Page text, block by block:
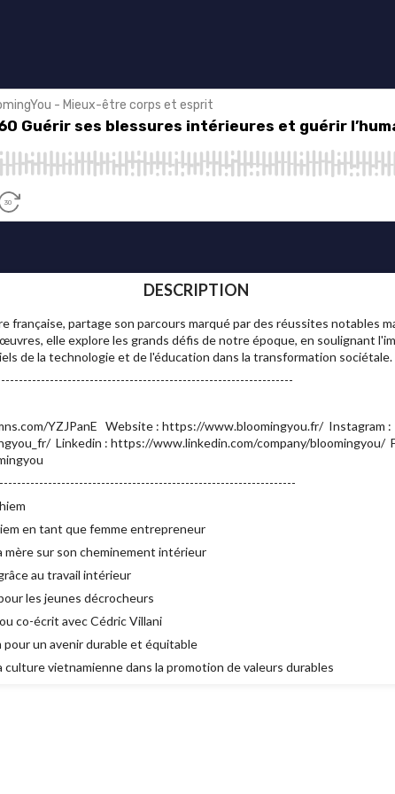
DESCRIPTION
française, partage son parcours marqué par des réussites notables
elle explore les grands défis de notre époque, en soulignant
de la technologie et de l'éducation dans la transformation sociétale.
YZJPanE Website : https://www.bloomingyou.fr/ Instagram :
Linkedin : https://www.linkedin.com/company/bloomingyou/
en tant que femme entrepreneur
mère sur son cheminement intérieur
au travail intérieur
les jeunes décrocheurs
co-écrit avec Cédric Villani
un avenir durable et équitable
culture vietnamienne dans la promotion de valeurs durables